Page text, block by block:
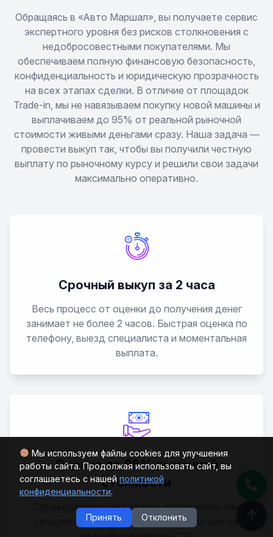
Мы используем файлы cookies для улучшения
работы сайта. Продолжая использовать сайт, вы
соглашаетесь с нашейполитикой
конфиденциальности.
Принять Отклонить
323
324
325
328
330
524
525
528
540
Обращаясь в «Авто Маршал», вы получаете сервис
экспертного уровня без рисков столкновения с
недобросовестными покупателями. Мы
обеспечиваем полную финансовую безопасность,
конфиденциальность и юридическую прозрачность
на всех этапах сделки. В отличие от площадок
Trade-in, мы не навязываем покупку новой машины и
выплачиваем до 95% от реальной рыночной
стоимости живыми деньгами сразу. Наша задача —
провести выкуп так, чтобы вы получили честную
выплату по рыночному курсу и решили свои задачи
максимально оперативно.
Срочный выкуп за 2 часа
Весь процесс от оценки до получения денег
занимает не более 2 часов. Быстрая оценка по
телефону, выезд специалиста и моментальная
выплата.
Оценка до 98% рыночной
стоимости
Справедливая цена за ваш автомобиль. Мы
предлагаем одни из самых высоких цен на